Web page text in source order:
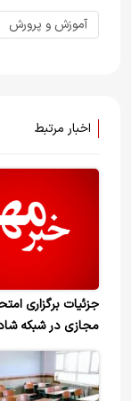
آموزش و پرورش
اخبار مرتبط
جزئیات برگزاری
مجازی در شبکه